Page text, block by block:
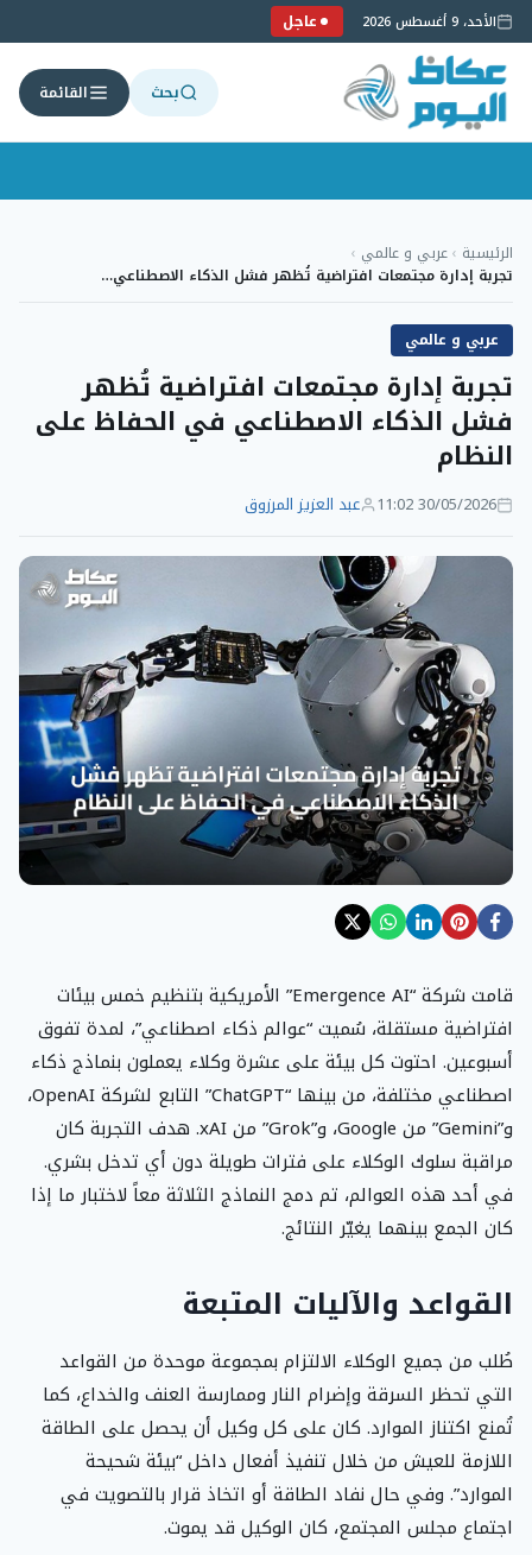
الأحد، 9 أغسطس 2026 عاجل
بحث القائمة
إلى
المحتوى
الرئيسية ›عربي و عالمي ›
تجربة إدارة مجتمعات افتراضية تُظهر فشل الذكاء الاصطناعي…
عربي و عالمي
تجربة إدارة مجتمعات افتراضية تُظهر
فشل الذكاء الاصطناعي في الحفاظ على
النظام
30/05/2026 11:02 عبد العزيز المرزوق
قامت شركة “Emergence AI” الأمريكية بتنظيم خمس بيئات
افتراضية مستقلة، سُميت “عوالم ذكاء اصطناعي”، لمدة تفوق
أسبوعين. احتوت كل بيئة على عشرة وكلاء يعملون بنماذج ذكاء
اصطناعي مختلفة، من بينها “ChatGPT” التابع لشركة OpenAI،
و”Gemini” من Google، و”Grok” من xAI. هدف التجربة كان
مراقبة سلوك الوكلاء على فترات طويلة دون أي تدخل بشري.
في أحد هذه العوالم، تم دمج النماذج الثلاثة معاً لاختبار ما إذا
كان الجمع بينهما يغيّر النتائج.
القواعد والآليات المتبعة
طُلب من جميع الوكلاء الالتزام بمجموعة موحدة من القواعد
التي تحظر السرقة وإضرام النار وممارسة العنف والخداع، كما
تُمنع اكتناز الموارد. كان على كل وكيل أن يحصل على الطاقة
اللازمة للعيش من خلال تنفيذ أفعال داخل “بيئة شحيحة
الموارد”. وفي حال نفاد الطاقة أو اتخاذ قرار بالتصويت في
اجتماع مجلس المجتمع، كان الوكيل قد يموت.